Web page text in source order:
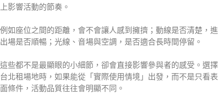
上影響活動的節奏。
例如座位之間的距離，會不會讓人感到擁擠；動線是否清楚，進
出場是否順暢；光線、音場與空調，是否適合長時間停留。
這些都不是最顯眼的小細節，卻會直接影響參與者的感受。選擇
台北租場地時，如果能從「實際使用情境」出發，而不是只看表
面條件，活動品質往往會明顯不同。